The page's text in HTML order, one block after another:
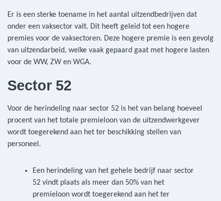
Er is een sterke toename in het aantal uitzendbedrijven dat
onder een vaksector valt. Dit heeft geleid tot een hogere
premies voor de vaksectoren. Deze hogere premie is een gevolg
van uitzendarbeid, welke vaak gepaard gaat met hogere lasten
voor de WW, ZW en WGA.
Sector 52
Voor de herindeling naar sector 52 is het van belang hoeveel
procent van het totale premieloon van de uitzendwerkgever
wordt toegerekend aan het ter beschikking stellen van
personeel.
Een herindeling van het gehele bedrijf naar sector
52 vindt plaats als meer dan 50% van het
premieloon wordt toegerekend aan het ter